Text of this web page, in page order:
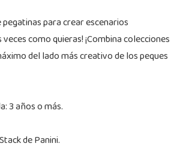
pegatinas para crear escenarios
como quieras! ¡Combina colecciones
del lado más creativo de los peques
3 años o más.
de Panini.